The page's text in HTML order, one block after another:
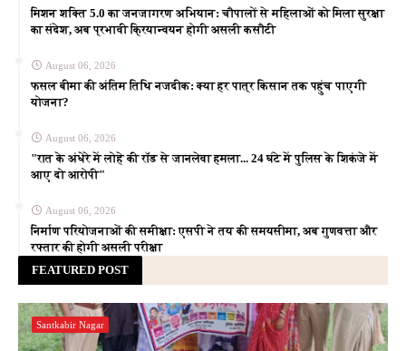
मिशन शक्ति 5.0 का जनजागरण अभियान: चौपालों से महिलाओं को मिला सुरक्षा
का संदेश, अब प्रभावी क्रियान्वयन होगी असली कसौटी
August 06, 2026
फसल बीमा की अंतिम तिथि नजदीक: क्या हर पात्र किसान तक पहुंच पाएगी
योजना?
August 06, 2026
"रात के अंधेरे में लोहे की रॉड से जानलेवा हमला... 24 घंटे में पुलिस के शिकंजे में
आए दो आरोपी"
August 06, 2026
निर्माण परियोजनाओं की समीक्षा: एसपी ने तय की समयसीमा, अब गुणवत्ता और
रफ्तार की होगी असली परीक्षा
FEATURED POST
Santkabir Nagar